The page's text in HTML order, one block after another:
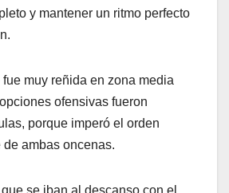
y mantener un ritmo perfecto
fue muy reñida en zona media
ofensivas fueron
porque imperó el orden
de ambas oncenas.